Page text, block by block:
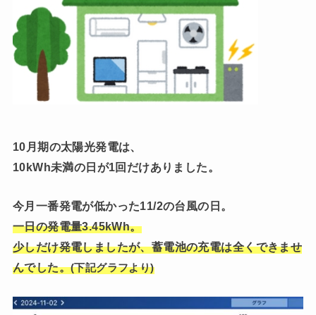
10月期の太陽光発電は、
10kWh未満の日が1回だけありました。
今月一番発電が低かった11/2の台風の日。
一日の発電量3.45kWh。
少しだけ発電しましたが、蓄電池の充電は全くできませ
んでした。(下記グラフより)